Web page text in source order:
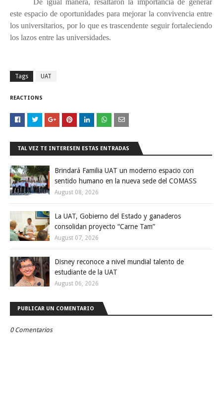
De igual manera, resaltaron la importancia de generar
este espacio de oportunidades para mejorar la convivencia entre
los universitarios, por lo que es trascendente seguir fortaleciendo
los lazos entre las universidades.
Tags UAT
REACTIONS
TAL VEZ TE INTERESEN ESTAS ENTRADAS
Brindará Familia UAT un moderno espacio con
sentido humano en la nueva sede del COMASS
August 08, 2026
La UAT, Gobierno del Estado y ganaderos
consolidan proyecto “Carne Tam”
August 07, 2026
Disney reconoce a nivel mundial talento de
estudiante de la UAT
August 06, 2026
PUBLICAR UN COMENTARIO
0 Comentarios